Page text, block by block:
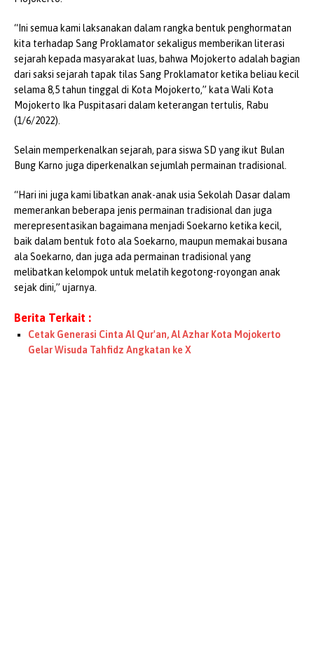
“Ini semua kami laksanakan dalam rangka bentuk penghormatan
kita terhadap Sang Proklamator sekaligus memberikan literasi
sejarah kepada masyarakat luas, bahwa Mojokerto adalah bagian
dari saksi sejarah tapak tilas Sang Proklamator ketika beliau kecil
selama 8,5 tahun tinggal di Kota Mojokerto,” kata Wali Kota
Mojokerto Ika Puspitasari dalam keterangan tertulis, Rabu
(1/6/2022).
Selain memperkenalkan sejarah, para siswa SD yang ikut Bulan
Bung Karno juga diperkenalkan sejumlah permainan tradisional.
“Hari ini juga kami libatkan anak-anak usia Sekolah Dasar dalam
memerankan beberapa jenis permainan tradisional dan juga
merepresentasikan bagaimana menjadi Soekarno ketika kecil,
baik dalam bentuk foto ala Soekarno, maupun memakai busana
ala Soekarno, dan juga ada permainan tradisional yang
melibatkan kelompok untuk melatih kegotong-royongan anak
sejak dini,” ujarnya.
Berita Terkait :
Cetak Generasi Cinta Al Qur'an, Al Azhar Kota Mojokerto
Gelar Wisuda Tahfidz Angkatan ke X